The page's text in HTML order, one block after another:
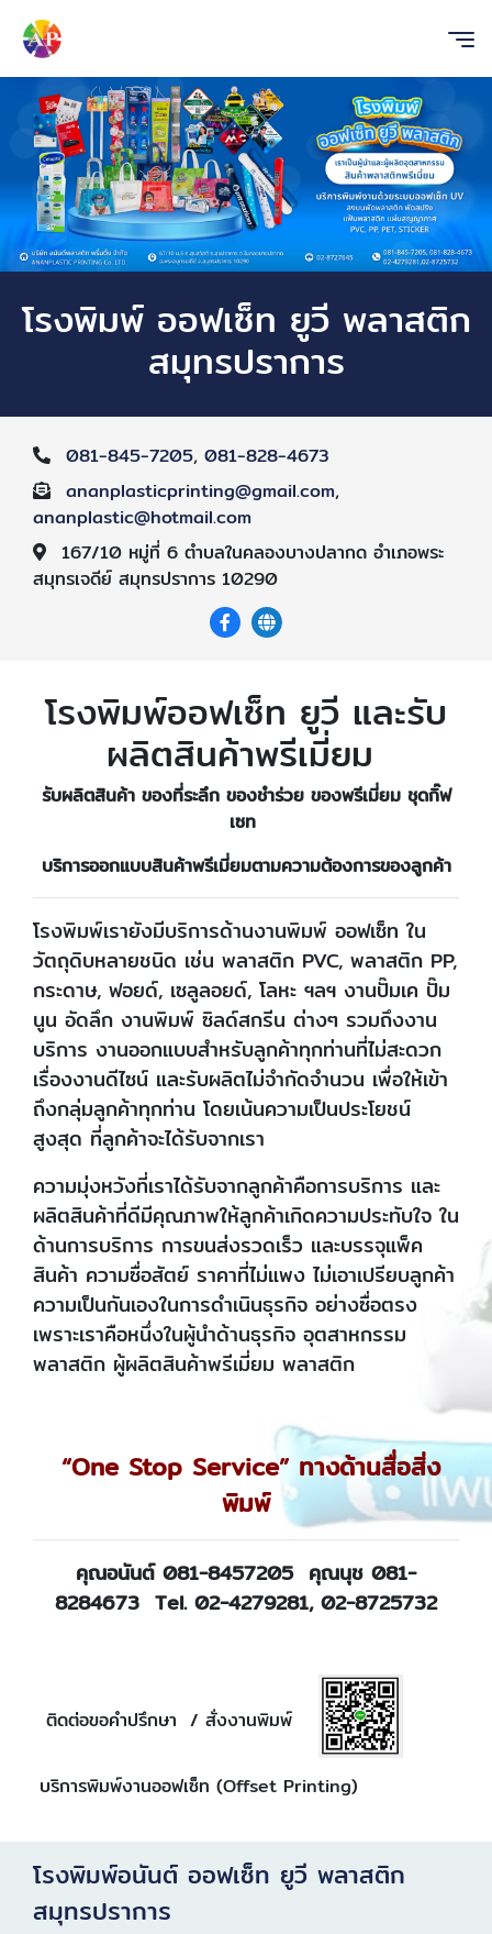
โรงพิมพ์ ออฟเซ็ท ยูวี พลาสติก
สมุทรปราการ
081-845-7205, 081-828-4673
ananplasticprinting@gmail.com,
ananplastic@hotmail.com
167/10 หมู่ที่ 6 ตำบลในคลองบางปลากด อำเภอพระ
สมุทรเจดีย์ สมุทรปราการ 10290
โรงพิมพ์ออฟเซ็ท ยูวี และรับ
ผลิตสินค้าพรีเมี่ยม
รับผลิตสินค้า ของที่ระลึก ของชำร่วย ของพรีเมี่ยม ชุดกิ๊ฟ
เซท
บริการออกแบบสินค้าพรีเมี่ยมตามความต้องการของลูกค้า
โรงพิมพ์เรายังมีบริการด้านงานพิมพ์ ออฟเซ็ท ใน
วัตถุดิบหลายชนิด เช่น พลาสติก PVC, พลาสติก PP,
กระดาษ, ฟอยด์, เซลูลอยด์, โลหะ ฯลฯ งานปั๊มเค ปั๊ม
นูน อัดลึก งานพิมพ์ ซิลด์สกรีน ต่างๆ รวมถึงงาน
บริการ งานออกแบบสำหรับลูกค้าทุกท่านที่ไม่สะดวก
เรื่องงานดีไซน์ และรับผลิตไม่จำกัดจำนวน เพื่อให้เข้า
ถึงกลุ่มลูกค้าทุกท่าน โดยเน้นความเป็นประโยชน์
สูงสุด ที่ลูกค้าจะได้รับจากเรา
ความมุ่งหวังที่เราได้รับจากลูกค้าคือการบริการ และ
ผลิตสินค้าที่ดีมีคุณภาพให้ลูกค้าเกิดความประทับใจ ใน
ด้านการบริการ การขนส่งรวดเร็ว และบรรจุแพ็ค
สินค้า ความซื่อสัตย์ ราคาที่ไม่แพง ไม่เอาเปรียบลูกค้า
ความเป็นกันเองในการดำเนินธุรกิจ อย่างซื่อตรง
เพราะเราคือหนึ่งในผู้นำด้านธุรกิจ อุตสาหกรรม
พลาสติก ผู้ผลิตสินค้าพรีเมี่ยม พลาสติก
“One Stop Service” ทางด้านสื่อสิ่ง
พิมพ์
คุณอนันต์ 081-8457205 คุณนุช 081-
8284673 Tel. 02-4279281, 02-8725732
ติดต่อขอคำปรึกษา / สั่งงานพิมพ์
บริการพิมพ์งานออฟเซ็ท (Offset Printing)
โรงพิมพ์อนันต์ ออฟเซ็ท ยูวี พลาสติก
สมุทรปราการ